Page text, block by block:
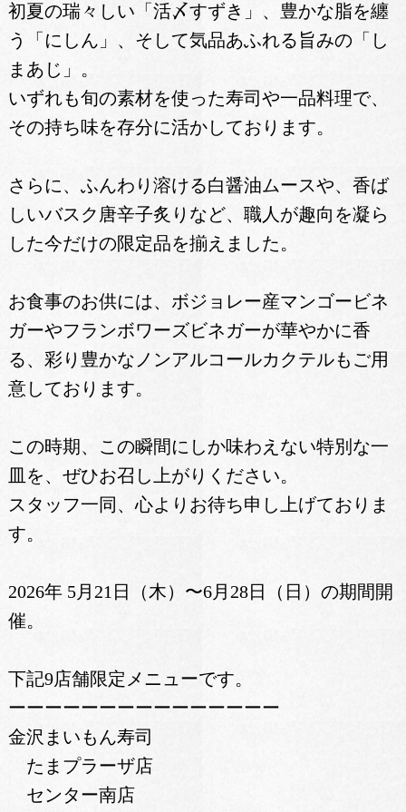
初夏の瑞々しい「活〆すずき」、豊かな脂を纏
う「にしん」、そして気品あふれる旨みの「し
まあじ」。
いずれも旬の素材を使った寿司や一品料理で、
その持ち味を存分に活かしております。
さらに、ふんわり溶ける白醤油ムースや、香ば
しいバスク唐辛子炙りなど、職人が趣向を凝ら
した今だけの限定品を揃えました。
お食事のお供には、ボジョレー産マンゴービネ
ガーやフランボワーズビネガーが華やかに香
る、彩り豊かなノンアルコールカクテルもご用
意しております。
この時期、この瞬間にしか味わえない特別な一
皿を、ぜひお召し上がりください。
スタッフ一同、心よりお待ち申し上げておりま
す。
2026年 5月21日（木）〜6月28日（日）の期間開
催。
下記9店舗限定メニューです。
ーーーーーーーーーーーーーーー
金沢まいもん寿司
たまプラーザ店
センター南店